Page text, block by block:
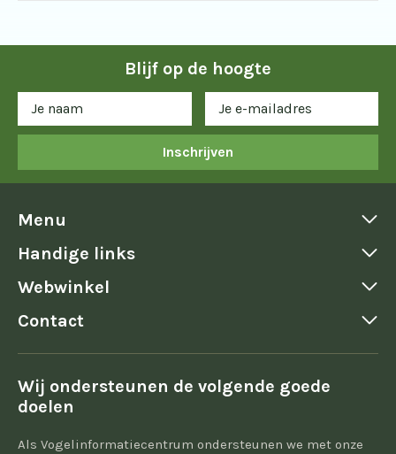
Blijf op de hoogte
Inschrijven
Menu
Handige links
Webwinkel
Contact
Wij ondersteunen de volgende goede
doelen
Als Vogelinformatiecentrum ondersteunen we met onze